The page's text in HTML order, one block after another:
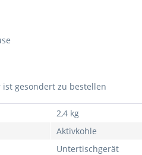
ist gesondert zu bestellen
2,4 kg
Aktivkohle
Untertischgerät